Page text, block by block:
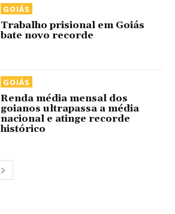
GOIÁS
Trabalho prisional em Goiás
bate novo recorde
GOIÁS
Renda média mensal dos
goianos ultrapassa a média
nacional e atinge recorde
histórico